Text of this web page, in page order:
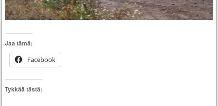
Jaa tämä:
Facebook
Tykkää tästä: